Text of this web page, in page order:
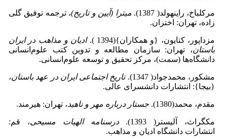
مرکلباخ، راینهولد( 1387). میترا (آیین و تاریخ)، ترجمه توفیق گلی
زاده، تهران: اختران.
مزداپور، کتایون، {و همکاران}(1394 ).
ادیان و مذاهب در ایران
باستان، تهران: سازمان مطالعه و تدوین کتب علوم‌انسانی
دانشگاه‌ها (سمت)، مرکز تحقیق و توسعه علوم‌انسانی.
مشکور، محمدجواد( 1347). تاریخ اجتماعی ایران در عهد باستان،
{بیجا}: انتشارات دانشسرای عالی.
مقدم، محمد(1380). جستار درباره مهر و ناهید، تهران: هیرمند.
مک­گراث، آلیستر( 1393). درسنامه الهیات مسیحی، قم:
انتشارات دانشگاه ادیان و مذاهب.